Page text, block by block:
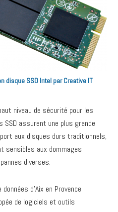
disque SSD Intel par Creative IT
niveau de sécurité pour les
SSD assurent une plus grande
aux disques durs traditionnels,
sensibles aux dommages
diverses.
d’Aix en Provence
de logiciels et outils